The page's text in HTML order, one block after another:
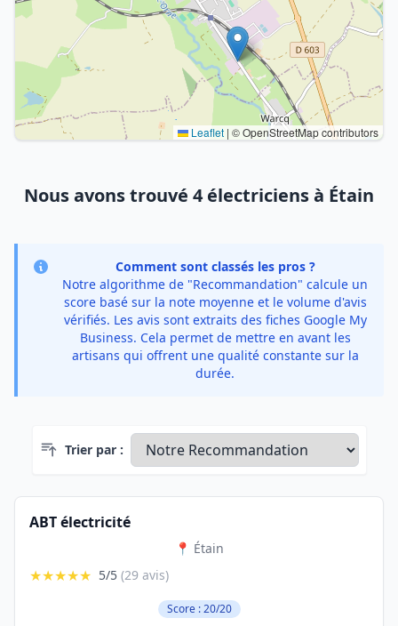
Leaflet | © OpenStreetMap contributors
Nous avons trouvé 4 électriciens à Étain
Comment sont classés les pros ?
Notre algorithme de "Recommandation" calcule un
score basé sur la note moyenne et le volume d'avis
vérifiés. Les avis sont extraits des fiches Google My
Business. Cela permet de mettre en avant les
artisans qui offrent une qualité constante sur la
durée.
Trier par :
ABT électricité
📍 Étain
★★★★★ 5/5 (29 avis)
Score : 20/20